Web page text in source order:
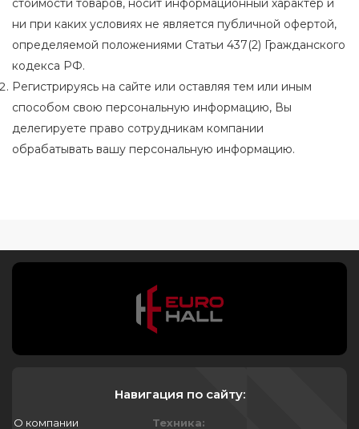
стоимости товаров, носит информационный характер и
ни при каких условиях не является публичной офертой,
определяемой положениями Статьи 437(2) Гражданского
кодекса РФ.
Регистрируясь на сайте или оставляя тем или иным
способом свою персональную информацию, Вы
делегируете право сотрудникам компании
обрабатывать вашу персональную информацию.
Навигация по сайту:
О компании
Техника: